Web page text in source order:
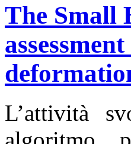
The Small
L’attività